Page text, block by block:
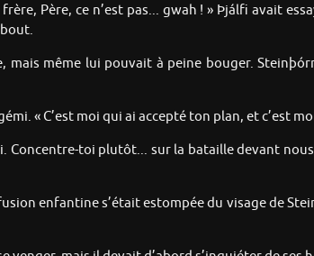
Père, ce n’est pas... gwah ! » Þjálfi avait
même lui pouvait à peine bouger.
« C’est moi qui ai accepté ton plan, et c’est
Concentre-toi plutôt... sur la bataille devant
enfantine s’était estompée du visage de